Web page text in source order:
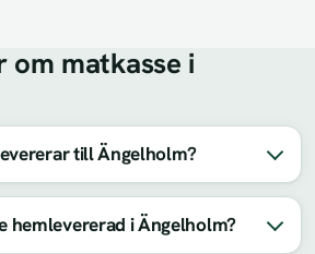
om matkasse i
till Ängelholm?
hemlevererad i Ängelholm?